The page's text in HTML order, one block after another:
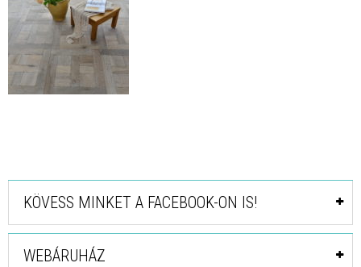
KÖVESS MINKET A FACEBOOK-ON IS!
WEBÁRUHÁZ